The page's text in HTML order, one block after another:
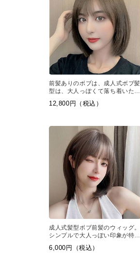
前髪ありのボブは、成人式ボブ髪
型は、大人っぽくて落ち着いた印
象を与えます。
12,800円（税込）
成人式髪型ボブ前髪のウィッグ。
シンプルで大人っぽい印象が特徴
6,000円（税込）